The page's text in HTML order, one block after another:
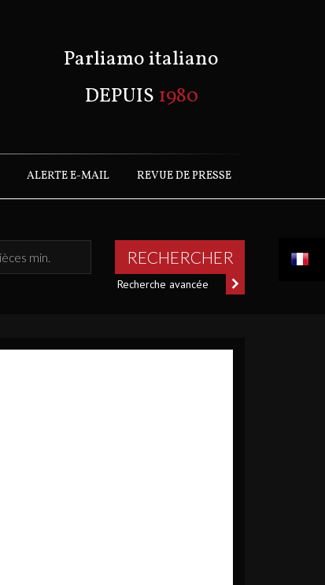
Parliamo italiano
DEPUIS 1980
ALERTE E-MAIL REVUE DE PRESSE
RECHERCHER
Recherche avancée